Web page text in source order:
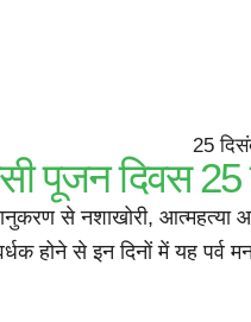
25
पूजन दिवस 25
से नशाखोरी,
होने से इन दिनों में यह पर्व